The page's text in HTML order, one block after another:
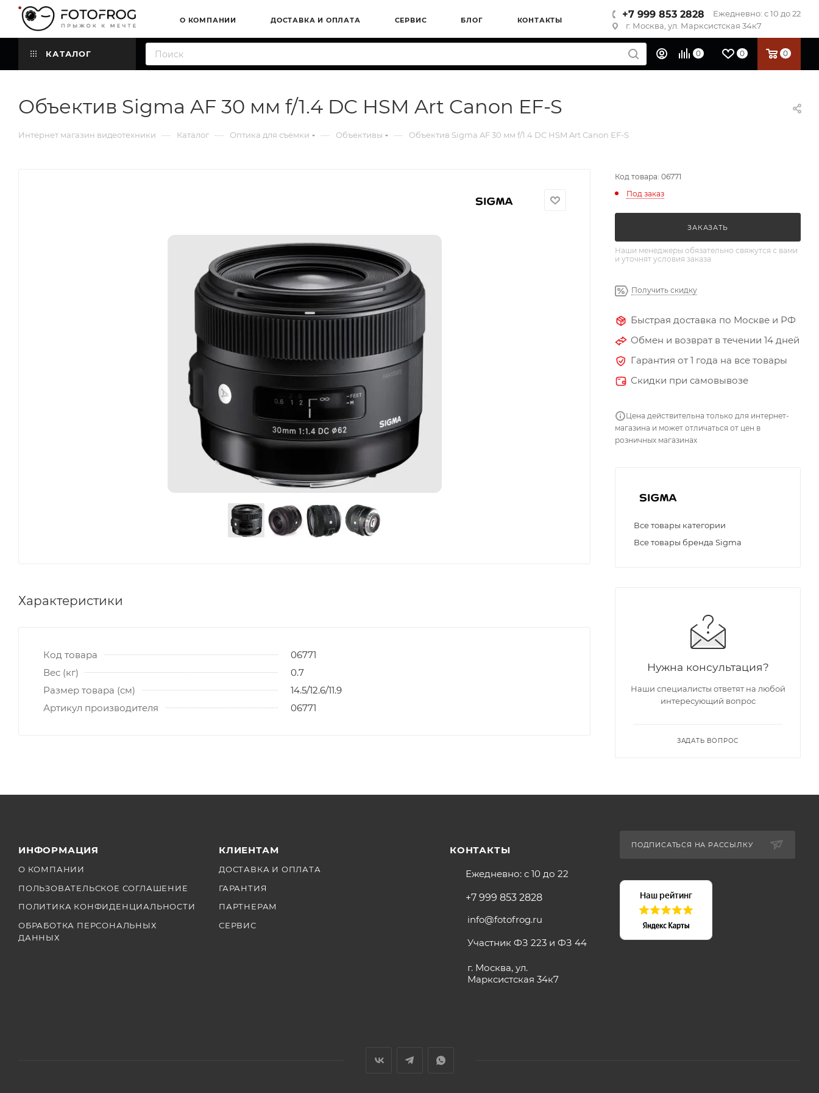
О КОМПАНИИ ДОСТАВКА И ОПЛАТА СЕРВИС БЛОГ КОНТАКТЫ
+7 999 853 2828
Ежедневно: с 10 до 22
г. Москва, ул. Марксистская 34к7
КАТАЛОГ 0 0 0
Объектив Sigma AF 30 мм f/1.4 DC HSM Art Canon EF-S
Интернет магазин видеотехники — Каталог — Оптика для съемки — Объективы — Объектив Sigma AF 30 мм f/1.4 DC HSM Art Canon EF-S
Характеристики
Код товара
06771
Вес (кг)
0.7
Размер товара (см)
14.5/12.6/11.9
Артикул производителя
06771
Код товара: 06771
Под заказ
ЗАКАЗАТЬ
Наши менеджеры обязательно свяжутся с вами
и уточнят условия заказа
Получить скидку
Быстрая доставка по Москве и РФ
Обмен и возврат в течении 14 дней
Гарантия от 1 года на все товары
Скидки при самовывозе
Цена действительна только для интернет-
магазина и может отличаться от цен в
розничных магазинах
Все товары категории
Все товары бренда Sigma
Нужна консультация?
Наши специалисты ответят на любой
интересующий вопрос
ЗАДАТЬ ВОПРОС
ИНФОРМАЦИЯ
О КОМПАНИИ
ПОЛЬЗОВАТЕЛЬСКОЕ СОГЛАШЕНИЕ
ПОЛИТИКА КОНФИДЕНЦИАЛЬНОСТИ
ОБРАБОТКА ПЕРСОНАЛЬНЫХ
ДАННЫХ
КЛИЕНТАМ
ДОСТАВКА И ОПЛАТА
ГАРАНТИЯ
ПАРТНЕРАМ
СЕРВИС
КОНТАКТЫ
Ежедневно: с 10 до 22
+7 999 853 2828
info@fotofrog.ru
Участник ФЗ 223 и ФЗ 44
г. Москва, ул.
Марксистская 34к7
ПОДПИСАТЬСЯ НА РАССЫЛКУ